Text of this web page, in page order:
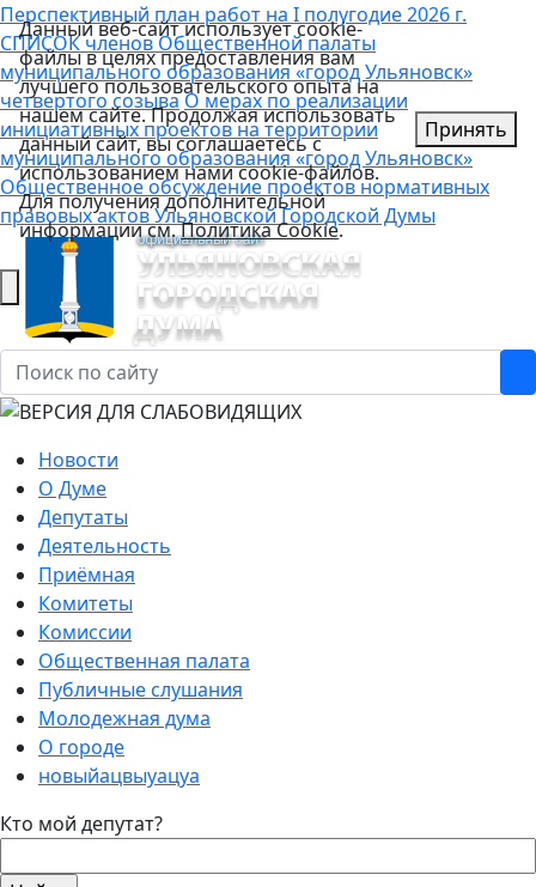
Перспективный план работ на I полугодие 2026 г.
СПИСОК членов Общественной палаты
муниципального образования «город Ульяновск»
четвертого созываО мерах по реализации
инициативных проектов на территории
муниципального образования «город Ульяновск»
Общественное обсуждение проектов нормативных
правовых актов Ульяновской Городской Думы
Новости
О Думе
Депутаты
Деятельность
Приёмная
Комитеты
Комиссии
Общественная палата
Публичные слушания
Молодежная дума
О городе
новыйацвыуацуа
Кто мой депутат?
Данный веб-сайт использует cookie-
файлы в целях предоставления вам
лучшего пользовательского опыта на
нашем сайте. Продолжая использовать
данный сайт, вы соглашаетесь с
использованием нами cookie-файлов.
Для получения дополнительной
информации см.Политика Cookie.
Принять